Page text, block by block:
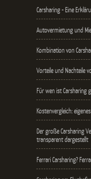
Carsharing - Eine
Autovermietung und
Kombination von
Vorteile und Nachteile
Für wen ist Carsharing
Kostenvergleich:
Der große Carsharing
transparent dargestellt
Ferrari Carsharing?